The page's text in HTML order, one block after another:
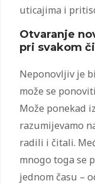
uticajima i
Otvaranje
pri svakom
Neponovljiv je
može se
Može ponekad
razumijevamo
radili i čitali.
mnogo toga se
jednom času –